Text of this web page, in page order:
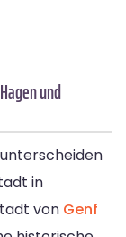
und
in
von Genf